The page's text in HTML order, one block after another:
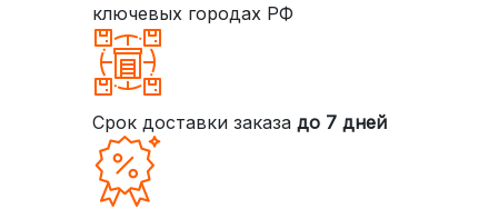
ключевых городах РФ
Срок доставки заказа до 7 дней